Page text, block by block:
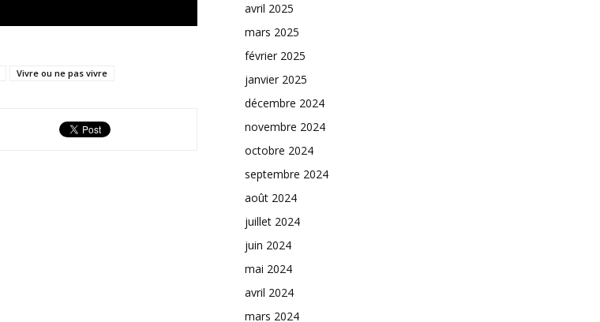
Vivre ou ne pas vivre
avril 2025
mars 2025
février 2025
janvier 2025
décembre 2024
novembre 2024
octobre 2024
septembre 2024
août 2024
juillet 2024
juin 2024
mai 2024
avril 2024
mars 2024